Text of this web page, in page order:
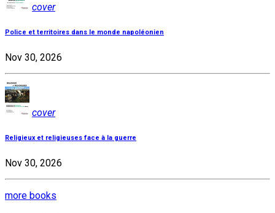
cover
Police et territoires dans le monde napoléonien
Nov 30, 2026
cover
Religieux et religieuses face à la guerre
Nov 30, 2026
more books